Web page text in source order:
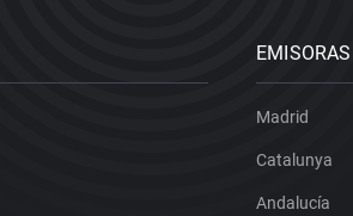
EMISORAS
Madrid
Catalunya
Andalucía